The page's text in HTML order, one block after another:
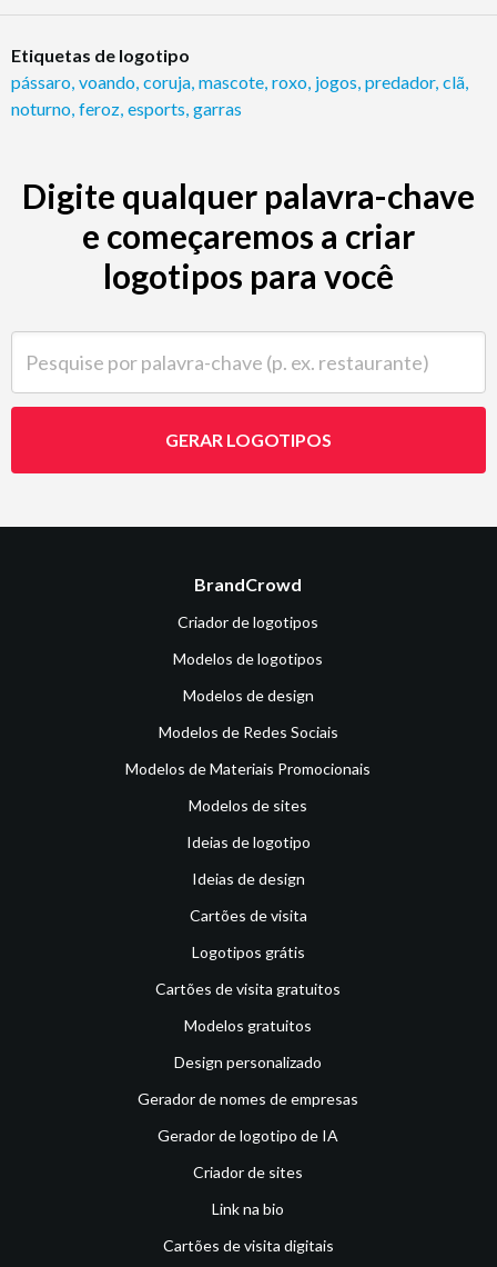
Etiquetas de logotipo
pássaro voando coruja mascote roxo jogos predador, clã
noturno feroz esports garras
Digite qualquer palavra-chave
e começaremos a criar
logotipos para você
GERAR LOGOTIPOS
BrandCrowd
Criador de logotipos
Modelos de logotipos
Modelos de design
Modelos de Redes Sociais
Modelos de Materiais Promocionais
Modelos de sites
Ideias de logotipo
Ideias de design
Cartões de visita
Logotipos grátis
Cartões de visita gratuitos
Modelos gratuitos
Design personalizado
Gerador de nomes de empresas
Gerador de logotipo de IA
Criador de sites
Link na bio
Cartões de visita digitais